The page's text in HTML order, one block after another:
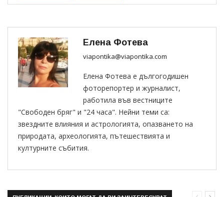
Елена Фотева
viapontika@viapontika.com
Елена Фотева е дългогодишен
фоторепортер и журналист,
работила във вестниците
"Свободен бряг" и "24 часа". Нейни теми са:
звездните влияния и астрологията, опазването на
природата, археологията, пътешествията и
културните събития.